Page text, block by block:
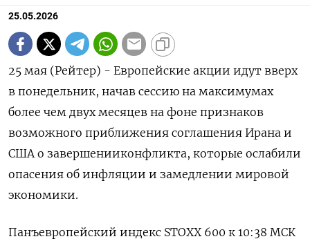
25.05.2026
25 мая (Рейтер) - Европейские акции идут вверх
в понедельник, начав ‌сессию на максимумах
более чем двух месяцев на ​фоне ​признаков
возможного ​приближения соглашения ⁠Ирана ‌и
США о завершенииконфликта, ‌которые ослабили
опасения об ​инфляции и замедлении ‌мировой
экономики.
Панъевропейский индекс STOXX ​600 к 10:38 ‌МСК